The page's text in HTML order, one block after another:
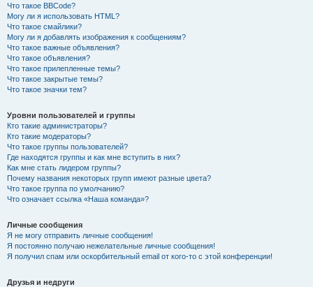
Что такое BBCode?
Могу ли я использовать HTML?
Что такое смайлики?
Могу ли я добавлять изображения к сообщениям?
Что такое важные объявления?
Что такое объявления?
Что такое прилепленные темы?
Что такое закрытые темы?
Что такое значки тем?
Уровни пользователей и группы
Кто такие администраторы?
Кто такие модераторы?
Что такое группы пользователей?
Где находятся группы и как мне вступить в них?
Как мне стать лидером группы?
Почему названия некоторых групп имеют разные цвета?
Что такое группа по умолчанию?
Что означает ссылка «Наша команда»?
Личные сообщения
Я не могу отправить личные сообщения!
Я постоянно получаю нежелательные личные сообщения!
Я получил спам или оскорбительный email от кого-то с этой конференции!
Друзья и недруги